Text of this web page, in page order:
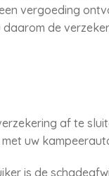
vergoeding
de
af te
uw
is de